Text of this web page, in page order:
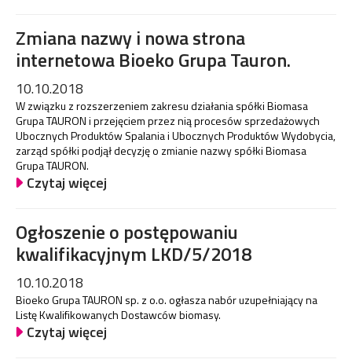
Zmiana nazwy i nowa strona
internetowa Bioeko Grupa Tauron.
10.10.2018
W związku z rozszerzeniem zakresu działania spółki Biomasa
Grupa TAURON i przejęciem przez nią procesów sprzedażowych
Ubocznych Produktów Spalania i Ubocznych Produktów Wydobycia,
zarząd spółki podjął decyzję o zmianie nazwy spółki Biomasa
Grupa TAURON.
Czytaj więcej
Ogłoszenie o postępowaniu
kwalifikacyjnym LKD/5/2018
10.10.2018
Bioeko Grupa TAURON sp. z o.o. ogłasza nabór uzupełniający na
Listę Kwalifikowanych Dostawców biomasy.
Czytaj więcej